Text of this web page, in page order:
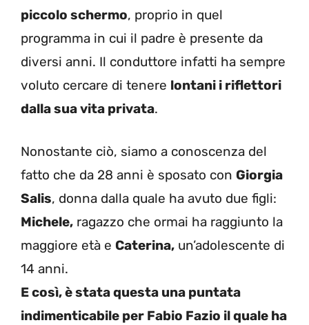
piccolo schermo, proprio in quel
programma in cui il padre è presente da
diversi anni. Il conduttore infatti ha sempre
voluto cercare di tenere lontani i riflettori
dalla sua vita privata.
Nonostante ciò, siamo a conoscenza del
fatto che da 28 anni è sposato con Giorgia
Salis, donna dalla quale ha avuto due figli:
Michele, ragazzo che ormai ha raggiunto la
maggiore età e Caterina, un’adolescente di
14 anni.
E così, è stata questa una puntata
indimenticabile per Fabio Fazio il quale ha